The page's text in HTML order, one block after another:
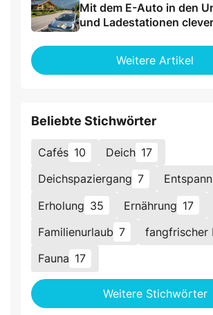
Mit dem E-Auto in den
und Ladestationen
Weitere Artikel
Beliebte Stichwörter
Cafés 10 Deich 17
Deichspaziergang 7
Erholung 35 Ernährung 17
Familienurlaub 7 fangfrischer
Fauna 17
Weitere Stichwörter